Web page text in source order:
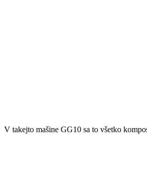
V takejto mašine GG10 sa to všetko